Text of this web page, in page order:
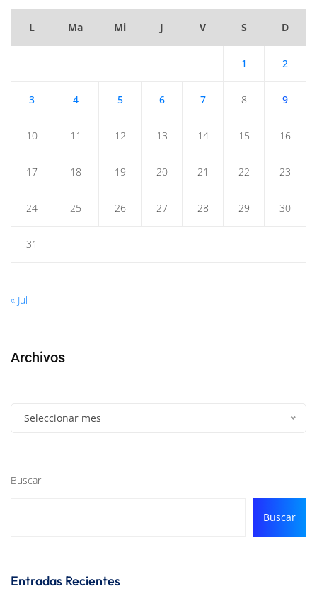
L Ma Mi J V S D
1 2
3 4 5 6 7 8 9
10 11 12 13 14 15 16
17 18 19 20 21 22 23
24 25 26 27 28 29 30
31
« Jul
Archivos
Seleccionar mes
Buscar
Buscar
Entradas Recientes